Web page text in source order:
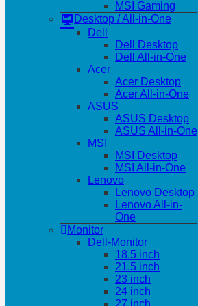
MSI Gaming
Desktop / All-in-One
Dell
Dell Desktop
Dell All-in-One
Acer
Acer Desktop
Acer All-in-One
ASUS
ASUS Desktop
ASUS All-in-One
MSI
MSI Desktop
MSI All-in-One
Lenovo
Lenovo Desktop
Lenovo All-in-
One
Monitor
Dell-Monitor
18.5 inch
21.5 inch
23 inch
24 inch
27 inch